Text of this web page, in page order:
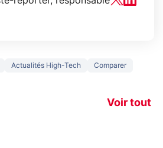
Actualités High-Tech Comparer
Voir tout
5
prochaine